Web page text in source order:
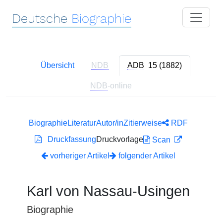
Deutsche Biographie
Übersicht NDB ADB 15 (1882)
NDB-online
BiographieLiteraturAutor/inZitierweise
RDF
DruckfassungDruckvorlage
Scan
vorheriger Artikel
folgender Artikel
Karl von Nassau-Usingen
Biographie